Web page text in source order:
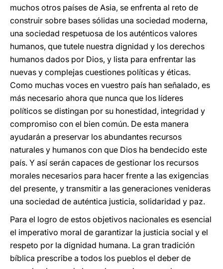
muchos otros países de Asia, se enfrenta al reto de
construir sobre bases sólidas una sociedad moderna,
una sociedad respetuosa de los auténticos valores
humanos, que tutele nuestra dignidad y los derechos
humanos dados por Dios, y lista para enfrentar las
nuevas y complejas cuestiones políticas y éticas.
Como muchas voces en vuestro país han señalado, es
más necesario ahora que nunca que los líderes
políticos se distingan por su honestidad, integridad y
compromiso con el bien común. De esta manera
ayudarán a preservar los abundantes recursos
naturales y humanos con que Dios ha bendecido este
país. Y así serán capaces de gestionar los recursos
morales necesarios para hacer frente a las exigencias
del presente, y transmitir a las generaciones venideras
una sociedad de auténtica justicia, solidaridad y paz.
Para el logro de estos objetivos nacionales es esencial
el imperativo moral de garantizar la justicia social y el
respeto por la dignidad humana. La gran tradición
bíblica prescribe a todos los pueblos el deber de